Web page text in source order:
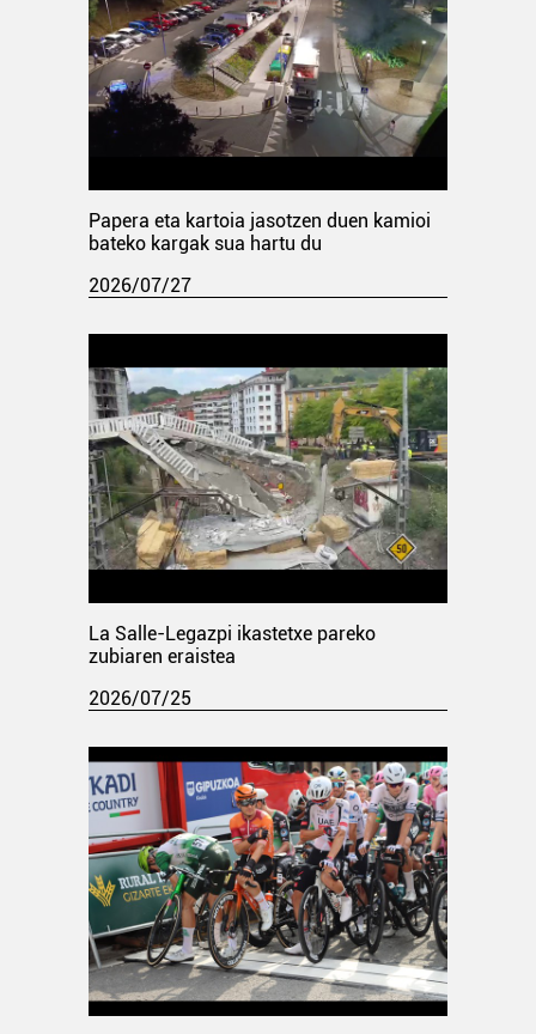
Papera eta kartoia jasotzen duen kamioi
bateko kargak sua hartu du
2026/07/27
La Salle-Legazpi ikastetxe pareko
zubiaren eraistea
2026/07/25